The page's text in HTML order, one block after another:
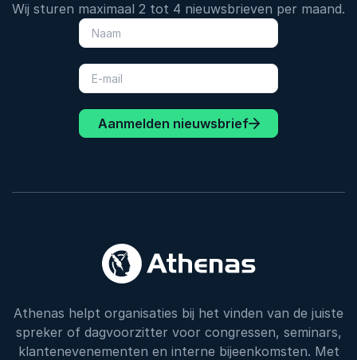
Wij sturen maximaal 2 tot 4 nieuwsbrieven per maand.
Aanmelden nieuwsbrief
Athenas helpt organisaties bij het vinden van de juiste
spreker of dagvoorzitter voor congressen, seminars,
klantenevenementen en interne bijeenkomsten. Met